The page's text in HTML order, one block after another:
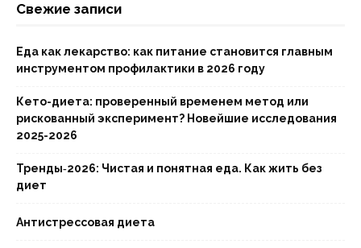
Свежие записи
Еда как лекарство: как питание становится главным
инструментом профилактики в 2026 году
Кето-диета: проверенный временем метод или
рискованный эксперимент? Новейшие исследования
2025-2026
Тренды‑2026: Чистая и понятная еда. Как жить без
диет
Антистрессовая диета